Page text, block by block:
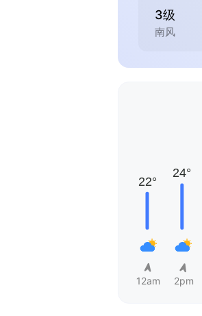
3级
南风
12am 2pm